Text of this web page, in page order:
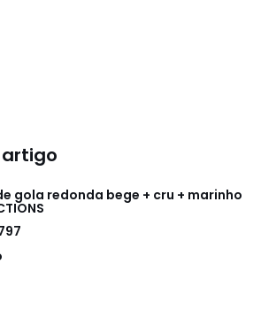
gola redonda bege + cru + marinho